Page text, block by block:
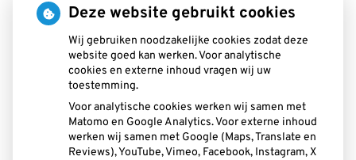
info@tpwestplaat.nl
Openingstijden
Maandag:
08.30 - 17.30
Woensdag:
08.30 - 17.30
Donderdag:
08.30 - 17.30
Deze website gebruikt cookies
Wij gebruiken noodzakelijke cookies zodat deze
website goed kan werken. Voor analytische
cookies en externe inhoud vragen wij uw
toestemming.
Voor analytische cookies werken wij samen met
Matomo en Google Analytics. Voor externe inhoud
werken wij samen met Google (Maps, Translate en
Reviews), YouTube, Vimeo, Facebook, Instagram, X